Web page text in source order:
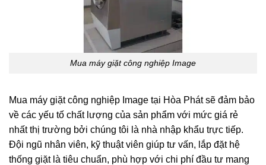
Mua máy giặt công nghiệp Image
Mua máy giặt công nghiệp Image tại Hòa Phát sẽ đảm bảo
về các yếu tố chất lượng của sản phẩm với mức giá rẻ
nhất thị trường bởi chúng tôi là nhà nhập khẩu trực tiếp.
Đội ngũ nhân viên, kỹ thuật viên giúp tư vấn, lắp đặt hệ
thống giặt là tiêu chuẩn, phù hợp với chi phí đầu tư mang